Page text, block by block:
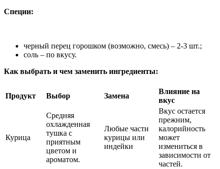
Специи:
черный перец горошком (возможно, смесь) – 2-3 шт.;
соль – по вкусу.
Как выбрать и чем заменить ингредиенты:
Продукт Выбор Замена
Влияние на
вкус
Курица
Средняя
охлажденная
тушка с
приятным
цветом и
ароматом.
Любые части
курицы или
индейки
Вкус остается
прежним,
калорийность
может
измениться в
зависимости от
частей.